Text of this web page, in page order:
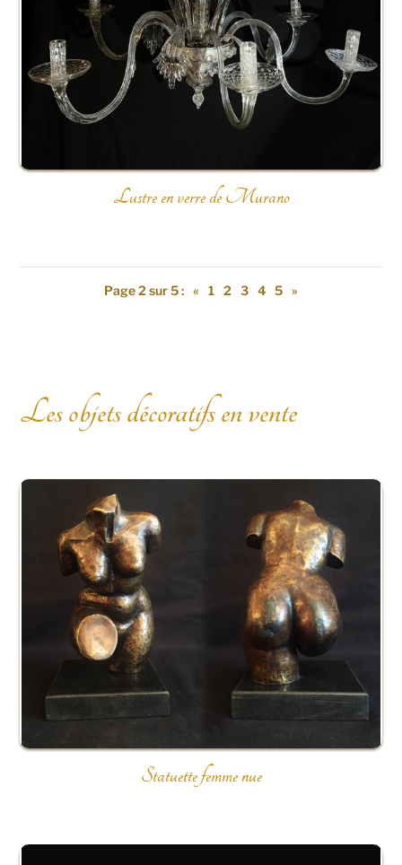
Lustre en verre de Murano
Page 2 sur 5 : « 1 2 3 4 5 »
Les objets décoratifs en vente
Statuette femme nue